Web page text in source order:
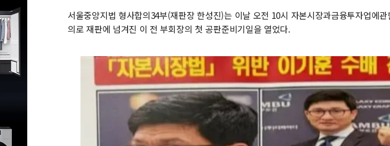
서울중앙지법 형사합의34부(재판장 한성진)는 이날 오전 10시 자본시장과금융투자업에
의로 재판에 넘겨진 이 전 부회장의 첫 공판준비기일을 열었다.